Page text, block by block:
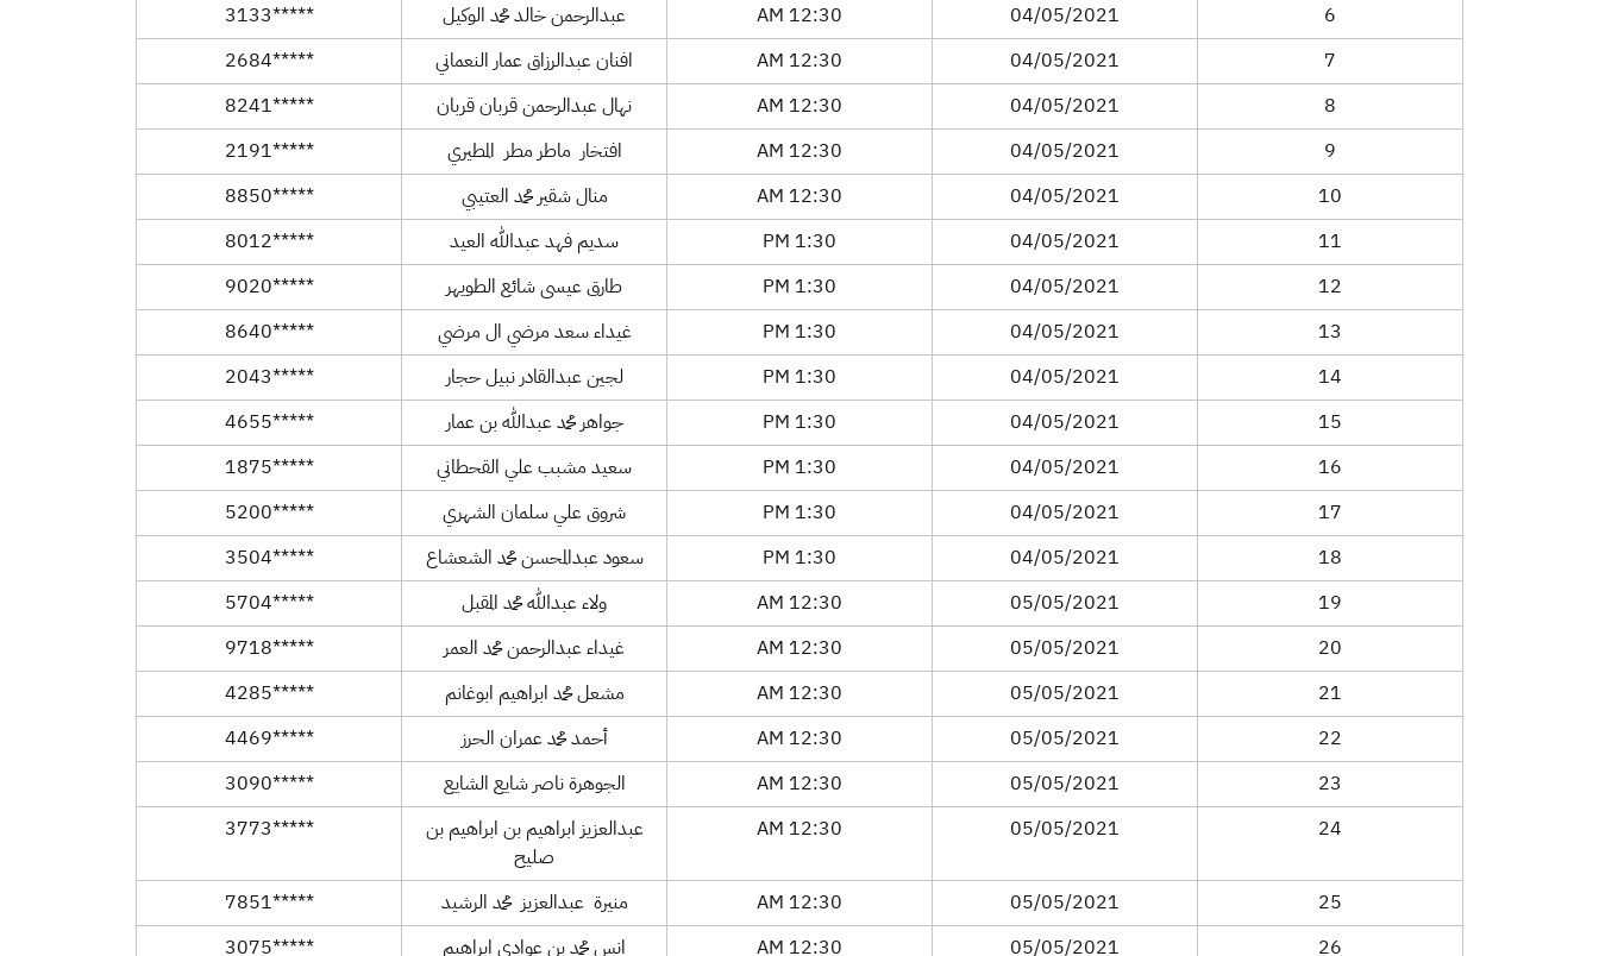
6
04/05/2021
12:30 AM عبدالرحمن خالد محمد الوكيل
*****3133
7
04/05/2021
12:30 AM افنان عبدالرزاق عمار النعماني
*****2684
8
04/05/2021
12:30 AM نهال عبدالرحمن قربان قربان
*****8241
9
04/05/2021
12:30 AM افتخار ماطر مطر المطيري
*****2191
10
04/05/2021
12:30 AM منال شقير محمد العتيبي
*****8850
11
04/05/2021
1:30 PM سديم فهد عبدالله العيد
*****8012
12
04/05/2021
1:30 PM طارق عيسى شائع الطويهر
*****9020
13
04/05/2021
1:30 PM غيداء سعد مرضي ال مرضي
*****8640
14
04/05/2021
1:30 PM لجين عبدالقادر نبيل حجار
*****2043
15
04/05/2021
1:30 PM جواهر محمد عبدالله بن عمار
*****4655
16
04/05/2021
1:30 PM سعيد مشبب علي القحطاني
*****1875
17
04/05/2021
1:30 PM شروق علي سلمان الشهري
*****5200
18
04/05/2021
1:30 PM سعود عبدالمحسن محمد الشعشاع
*****3504
19
05/05/2021
12:30 AM ولاء عبدالله محمد المقبل
*****5704
20
05/05/2021
12:30 AM غيداء عبدالرحمن محمد العمر
*****9718
21
05/05/2021
12:30 AM مشعل محمد ابراهيم ابوغانم
*****4285
22
05/05/2021
12:30 AM أحمد محمد عمران الحرز
*****4469
23
05/05/2021
12:30 AM الجوهرة ناصر شايع الشايع
*****3090
24
05/05/2021
12:30 AM
عبدالعزيز ابراهيم بن ابراهيم بن
صليح
*****3773
25
05/05/2021
12:30 AM منيرة عبدالعزيز محمد الرشيد
*****7851
26
05/05/2021
12:30 AM انس محمد بن عوادى ابراهيم
*****3075